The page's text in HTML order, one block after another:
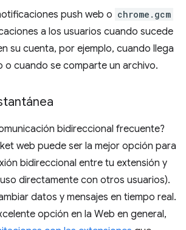
push web o chrome.gcm
a los usuarios cuando sucede
su cuenta, por ejemplo, cuando llega
o cuando se comparte un archivo.
bidireccional frecuente?
web puede ser la mejor opción para
bidireccional entre tu extensión y
directamente con otros usuarios).
datos y mensajes en tiempo real.
opción en la Web en general,